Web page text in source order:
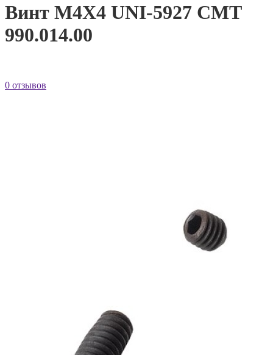
Винт M4X4 UNI-5927 CMT
990.014.00
0 отзывов